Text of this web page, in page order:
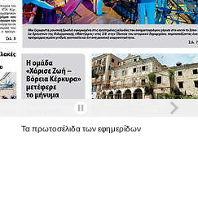
Ταπρωτοσέλιδατωνεφημερίδων